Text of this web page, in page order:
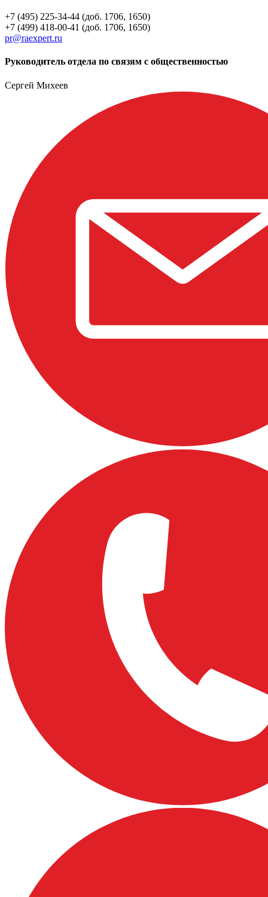
+7 (495) 225-34-44 (доб. 1706, 1650)
+7 (499) 418-00-41 (доб. 1706, 1650)
pr@raexpert.ru
Руководитель отдела по связям с общественностью
Сергей Михеев